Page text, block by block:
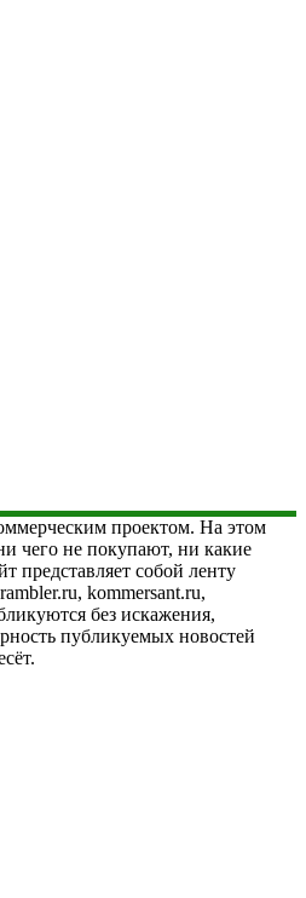
проектом. На этом
чего не покупают, ни какие
представляет собой ленту
kommersant.ru,
без искажения,
публикуемых новостей